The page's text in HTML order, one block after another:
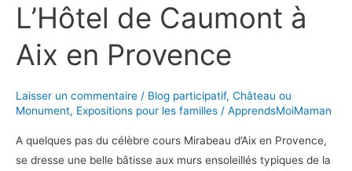
L’Hôtel de Caumont à
Aix en Provence
Laisser un commentaire / Blog participatif, Château ou
Monument, Expositions pour les familles / ApprendsMoiMaman
A quelques pas du célèbre cours Mirabeau d’Aix en Provence,
se dresse une belle bâtisse aux murs ensoleillés typiques de la